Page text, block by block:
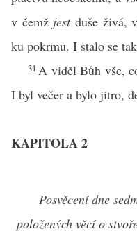
v čemž jestduše živá,
ku pokrmu. I stalo se
31 A viděl Bůh vše,
I byl večer a bylo jitro,
KAPITOLA 2
Posvěcení dne
položených věcí o